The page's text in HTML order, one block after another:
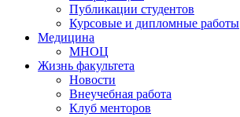
Публикации студентов
Курсовые и дипломные работы
Медицина
МНОЦ
Жизнь факультета
Новости
Внеучебная работа
Клуб менторов